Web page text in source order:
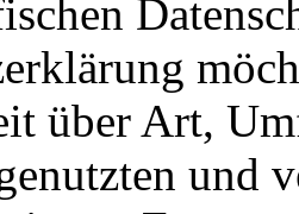
über Art,
und